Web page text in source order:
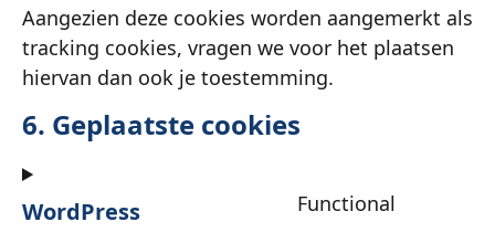
Aangezien deze cookies worden aangemerkt als
tracking cookies, vragen we voor het plaatsen
hiervan dan ook je toestemming.
6. Geplaatste cookies
WordPress Functional